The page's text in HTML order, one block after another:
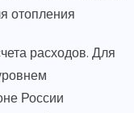
отопления
расходов. Для
России